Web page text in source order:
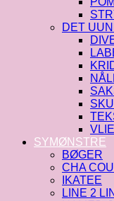
DET
SYMØNSTRE
BØGER
CHA
IKATEE
LINE 2